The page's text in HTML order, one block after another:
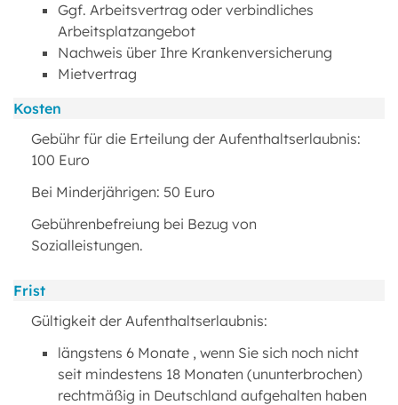
Ggf. Arbeitsvertrag oder verbindliches
Arbeitsplatzangebot
Nachweis über Ihre Krankenversicherung
Mietvertrag
Kosten
Gebühr für die Erteilung der Aufenthaltserlaubnis:
100 Euro
Bei Minderjährigen: 50 Euro
Gebührenbefreiung bei Bezug von
Sozialleistungen.
Frist
Gültigkeit der Aufenthaltserlaubnis:
längstens 6 Monate , wenn Sie sich noch nicht
seit mindestens 18 Monaten (ununterbrochen)
rechtmäßig in Deutschland aufgehalten haben